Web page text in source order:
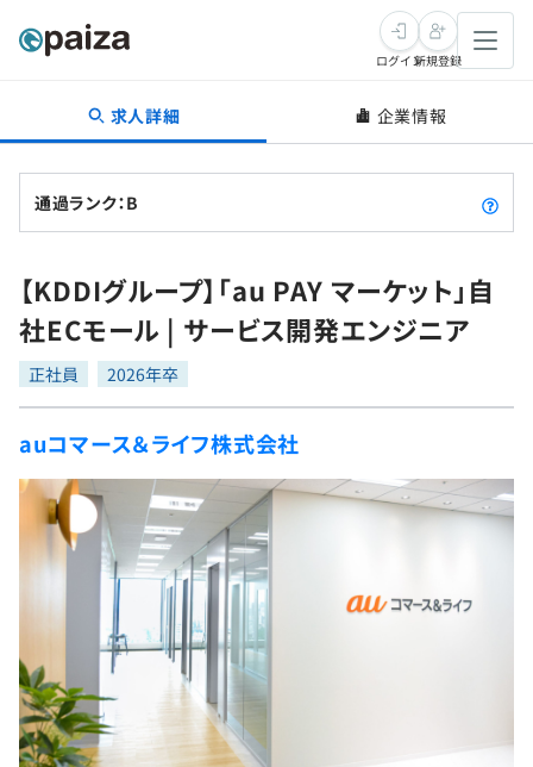
転職・キャリア
転職成功ガイド
転職エージェント
インタビュー
転職成功ガイド
新卒就活
求人検索
本選考
インターン
新卒エージェント
イベント・セミナー
インタビュー
就活成功ガイド
学習
問題集
ナレッジ
リファレンス
プラン
個人向けプラン
プログラミング言語
評価結果一覧
再チャレンジ結果一覧
ゲーム・マンガ
Tech Team Journal
paiza times
note
paizaとは？
ログイン新規登録
求人詳細 企業情報
通過ランク：B
【KDDIグループ】「au PAY マーケット」自
社ECモール | サービス開発エンジニア
正社員 2026年卒
auコマース＆ライフ株式会社